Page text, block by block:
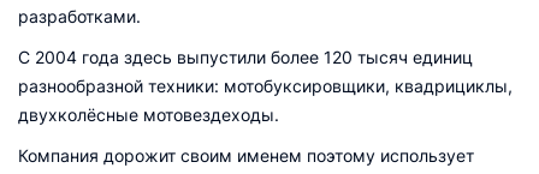
разработками.
С 2004 года здесь выпустили более 120 тысяч единиц
разнообразной техники: мотобуксировщики, квадрициклы,
двухколёсные мотовездеходы.
Компания дорожит своим именем поэтому использует